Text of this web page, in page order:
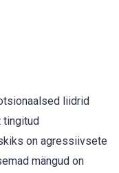
liidrid
tingitud
on agressiivsete
mängud on